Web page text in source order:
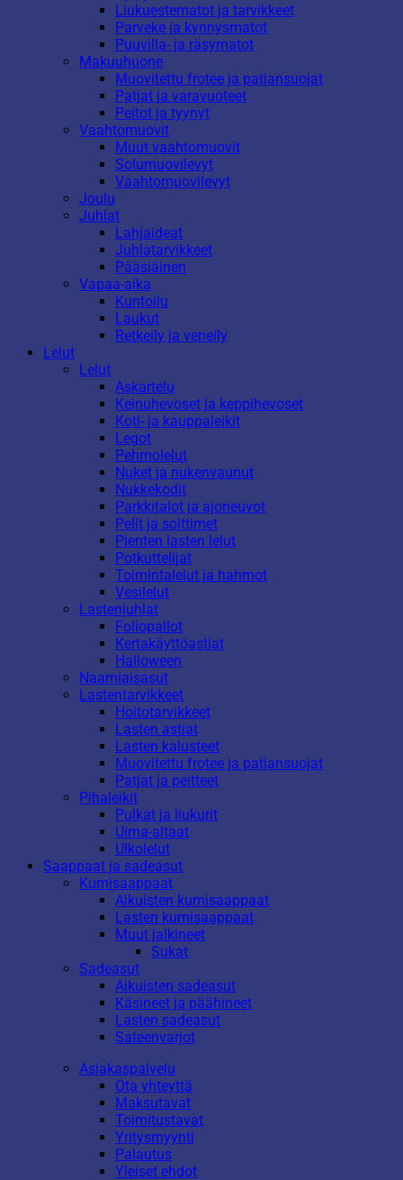
Liukuestematot ja tarvikkeet
Parveke ja kynnysmatot
Puuvilla- ja räsymatot
Makuuhuone
Muovitettu frotee ja patjansuojat
Patjat ja varavuoteet
Peitot ja tyynyt
Vaahtomuovit
Muut vaahtomuovit
Solumuovilevyt
Vaahtomuovilevyt
Joulu
Juhlat
Lahjaideat
Juhlatarvikkeet
Pääsiäinen
Vapaa-aika
Kuntoilu
Laukut
Retkeily ja veneily
Lelut
Lelut
Askartelu
Keinuhevoset ja keppihevoset
Koti- ja kauppaleikit
Legot
Pehmolelut
Nuket ja nukenvaunut
Nukkekodit
Parkkitalot ja ajoneuvot
Pelit ja soittimet
Pienten lasten lelut
Potkuttelijat
Toimintalelut ja hahmot
Vesilelut
Lastenjuhlat
Foliopallot
Kertakäyttöastiat
Halloween
Naamiaisasut
Lastentarvikkeet
Hoitotarvikkeet
Lasten astiat
Lasten kalusteet
Muovitettu frotee ja patjansuojat
Patjat ja peitteet
Pihaleikit
Pulkat ja liukurit
Uima-altaat
Ulkolelut
Saappaat ja sadeasut
Kumisaappaat
Aikuisten kumisaappaat
Lasten kumisaappaat
Muut jalkineet
Sukat
Sadeasut
Aikuisten sadeasut
Käsineet ja päähineet
Lasten sadeasut
Sateenvarjot
Asiakaspalvelu
Ota yhteyttä
Maksutavat
Toimitustavat
Yritysmyynti
Palautus
Yleiset ehdot